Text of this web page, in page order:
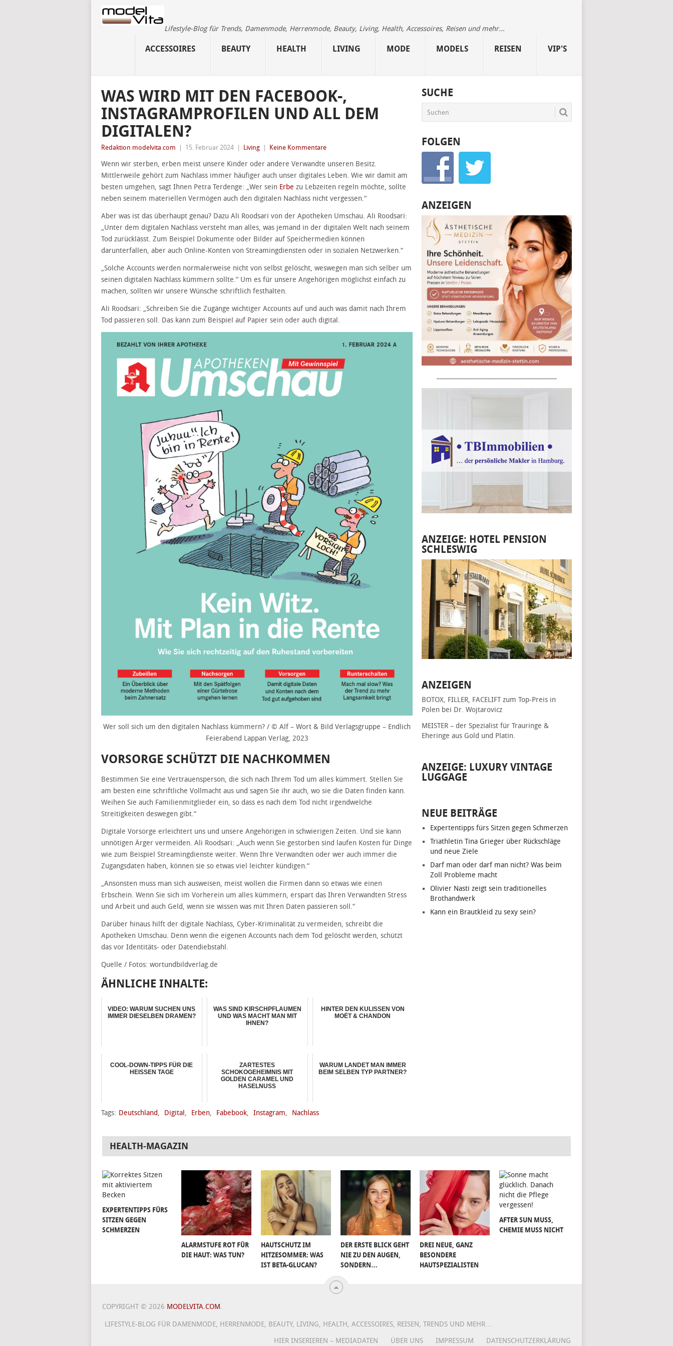
Lifestyle-Blog für Trends, Damenmode, Herrenmode, Beauty, Living, Health, Accessoires, Reisen und mehr...
ACCESSOIRES BEAUTY HEALTH LIVING MODE MODELS REISEN VIP'S
WAS WIRD MIT DEN FACEBOOK-,
INSTAGRAMPROFILEN UND ALL DEM
DIGITALEN?
Redaktion modelvita.com 15. Februar 2024 Living Keine Kommentare
Wenn wir sterben, erben meist unsere Kinder oder andere Verwandte unseren Besitz.
Mittlerweile gehört zum Nachlass immer häufiger auch unser digitales Leben. Wie wir damit am
besten umgehen, sagt Ihnen Petra Terdenge: „Wer sein Erbe zu Lebzeiten regeln möchte, sollte
neben seinem materiellen Vermögen auch den digitalen Nachlass nicht vergessen.“
Aber was ist das überhaupt genau? Dazu Ali Roodsari von der Apotheken Umschau. Ali Roodsari:
„Unter dem digitalen Nachlass versteht man alles, was jemand in der digitalen Welt nach seinem
Tod zurücklässt. Zum Beispiel Dokumente oder Bilder auf Speichermedien können
darunterfallen, aber auch Online-Konten von Streamingdiensten oder in sozialen Netzwerken.“
„Solche Accounts werden normalerweise nicht von selbst gelöscht, weswegen man sich selber um
seinen digitalen Nachlass kümmern sollte.“ Um es für unsere Angehörigen möglichst einfach zu
machen, sollten wir unsere Wünsche schriftlich festhalten.
Ali Roodsari: „Schreiben Sie die Zugänge wichtiger Accounts auf und auch was damit nach Ihrem
Tod passieren soll. Das kann zum Beispiel auf Papier sein oder auch digital.
Wer soll sich um den digitalen Nachlass kümmern? / © Alf – Wort & Bild Verlagsgruppe – Endlich
Feierabend Lappan Verlag, 2023
VORSORGE SCHÜTZT DIE NACHKOMMEN
Bestimmen Sie eine Vertrauensperson, die sich nach Ihrem Tod um alles kümmert. Stellen Sie
am besten eine schriftliche Vollmacht aus und sagen Sie ihr auch, wo sie die Daten finden kann.
Weihen Sie auch Familienmitglieder ein, so dass es nach dem Tod nicht irgendwelche
Streitigkeiten deswegen gibt.“
Digitale Vorsorge erleichtert uns und unsere Angehörigen in schwierigen Zeiten. Und sie kann
unnötigen Ärger vermeiden. Ali Roodsari: „Auch wenn Sie gestorben sind laufen Kosten für Dinge
wie zum Beispiel Streamingdienste weiter. Wenn Ihre Verwandten oder wer auch immer die
Zugangsdaten haben, können sie so etwas viel leichter kündigen.“
„Ansonsten muss man sich ausweisen, meist wollen die Firmen dann so etwas wie einen
Erbschein. Wenn Sie sich im Vorherein um alles kümmern, erspart das Ihren Verwandten Stress
und Arbeit und auch Geld, wenn sie wissen was mit Ihren Daten passieren soll.“
Darüber hinaus hilft der digitale Nachlass, Cyber-Kriminalität zu vermeiden, schreibt die
Apotheken Umschau. Denn wenn die eigenen Accounts nach dem Tod gelöscht werden, schützt
das vor Identitäts- oder Datendiebstahl.
Quelle / Fotos: wortundbildverlag.de
ÄHNLICHE INHALTE:
VIDEO: WARUM SUCHEN UNS
IMMER DIESELBEN DRAMEN?
WAS SIND KIRSCHPFLAUMEN
UND WAS MACHT MAN MIT
IHNEN?
HINTER DEN KULISSEN VON
MOËT & CHANDON
COOL-DOWN-TIPPS FÜR DIE
HEISSEN TAGE
ZARTESTES
SCHOKOGEHEIMNIS MIT
GOLDEN CARAMEL UND
HASELNUSS
WARUM LANDET MAN IMMER
BEIM SELBEN TYP PARTNER?
Tags: Deutschland, Digital, Erben, Fabebook, Instagram, Nachlass
SUCHE
FOLGEN
ANZEIGEN
ANZEIGE: HOTEL PENSION
SCHLESWIG
ANZEIGEN
BOTOX, FILLER, FACELIFT zum Top-Preis in
Polen bei Dr. Wojtarovicz
MEISTER – der Spezialist für Trauringe &
Eheringe aus Gold und Platin.
ANZEIGE: LUXURY VINTAGE
LUGGAGE
NEUE BEITRÄGE
Expertentipps fürs Sitzen gegen Schmerzen
Triathletin Tina Grieger über Rückschläge
und neue Ziele
Darf man oder darf man nicht? Was beim
Zoll Probleme macht
Olivier Nasti zeigt sein traditionelles
Brothandwerk
Kann ein Brautkleid zu sexy sein?
HEALTH-MAGAZIN
EXPERTENTIPPS FÜRS
SITZEN GEGEN
SCHMERZEN
ALARMSTUFE ROT FÜR
DIE HAUT: WAS TUN?
HAUTSCHUTZ IM
HITZESOMMER: WAS
IST BETA-GLUCAN?
DER ERSTE BLICK GEHT
NIE ZU DEN AUGEN,
SONDERN…
DREI NEUE, GANZ
BESONDERE
HAUTSPEZIALISTEN
AFTER SUN MUSS,
CHEMIE MUSS NICHT
COPYRIGHT © 2026 MODELVITA.COM.
LIFESTYLE-BLOG FÜR DAMENMODE, HERRENMODE, BEAUTY, LIVING, HEALTH, ACCESSOIRES, REISEN, TRENDS UND MEHR…
HIER INSERIEREN – MEDIADATEN
ÜBER UNS IMPRESSUM DATENSCHUTZERKLÄRUNG